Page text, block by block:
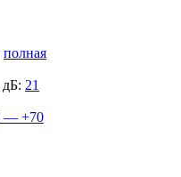
полная
дБ: 21
— +70